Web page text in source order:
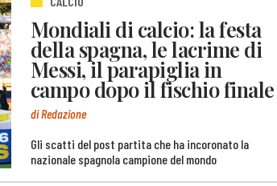
Mondiali di calcio: la festa
della spagna, le lacrime di
Messi, il parapiglia in
campo dopo il fischio finale
di Redazione
Gli scatti del post partita che ha incoronato la
nazionale spagnola campione del mondo